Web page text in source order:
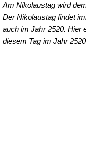
Am Nikolaustag wird
Der Nikolaustag findet
auch im Jahr 2520. Hier
diesem Tag im Jahr